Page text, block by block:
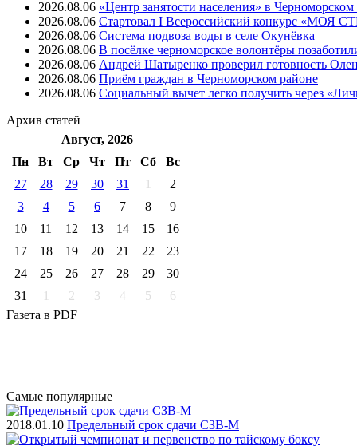
2026.08.06 «Центр занятости населения» в
2026.08.06 Стартовал I Всероссийский конкурс
2026.08.06 Система подвоза воды в селе Окунёвка
2026.08.06 В посёлке черноморское волонтёры
2026.08.06 Андрей Шатыренко проверил готовность
2026.08.06 Приём граждан в Черноморском районе
2026.08.06 Социальный вычет легко получить через
Архив статей
Август, 2026
Пн
Вт Ср Чт Пт Cб
Вс
27
28 29 30 31 1
2
3
4 5 6 7 8
9
10
11 12 13 14 15
16
17
18 19 20 21 22
23
24
25 26 27 28 29
30
31
1 2 3 4 5
6
Газета в PDF
Самые популярные
2018.01.10 Предельный срок сдачи СЗВ-М